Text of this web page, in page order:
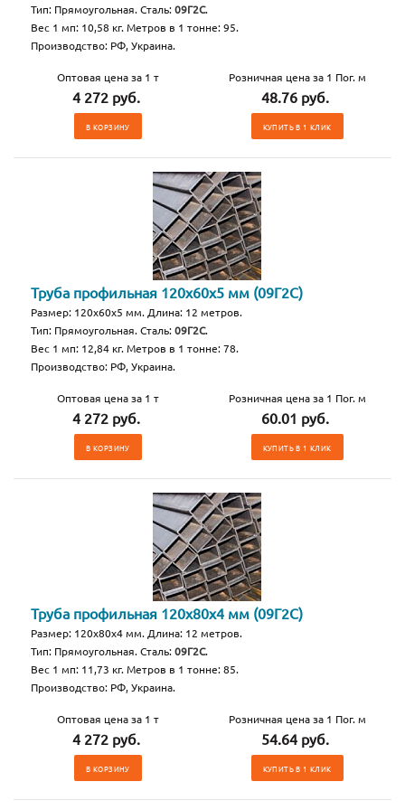
Тип: Прямоугольная. Сталь:09Г2С.
Вес 1 мп: 10,58 кг. Метров в 1 тонне: 95.
Производство: РФ, Украина.
Оптовая цена за 1 т
4 272 руб.
В КОРЗИНУ
Розничная цена за 1 Пог. м
48.76 руб.
КУПИТЬ В 1 КЛИК
Труба профильная 120х60х5 мм (09Г2С)
Размер: 120х60х5 мм. Длина: 12 метров.
Тип: Прямоугольная. Сталь:09Г2С.
Вес 1 мп: 12,84 кг. Метров в 1 тонне: 78.
Производство: РФ, Украина.
Оптовая цена за 1 т
4 272 руб.
В КОРЗИНУ
Розничная цена за 1 Пог. м
60.01 руб.
КУПИТЬ В 1 КЛИК
Труба профильная 120х80х4 мм (09Г2С)
Размер: 120х80х4 мм. Длина: 12 метров.
Тип: Прямоугольная. Сталь:09Г2С.
Вес 1 мп: 11,73 кг. Метров в 1 тонне: 85.
Производство: РФ, Украина.
Оптовая цена за 1 т
4 272 руб.
В КОРЗИНУ
Розничная цена за 1 Пог. м
54.64 руб.
КУПИТЬ В 1 КЛИК